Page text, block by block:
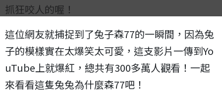
抓狂咬人的喔！
這位網友就捕捉到了兔子森77的一瞬間，因為兔
子的模樣實在太爆笑太可愛，這支影片一傳到Yo
uTube上就爆紅，總共有300多萬人觀看！一起
來看看這隻兔兔為什麼森77吧！